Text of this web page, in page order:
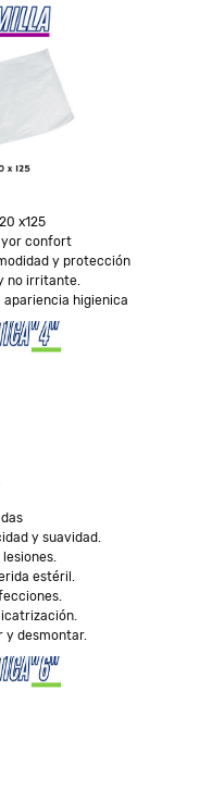
x125
confort
y protección
no irritante.
higienica
y suavidad.
estéril.
y desmontar.